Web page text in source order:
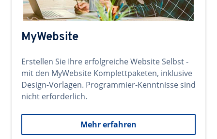
MyWebsite
Erstellen Sie Ihre erfolgreiche Website Selbst -
mit den MyWebsite Komplettpaketen, inklusive
Design-Vorlagen. Programmier-Kenntnisse sind
nicht erforderlich.
Mehr erfahren